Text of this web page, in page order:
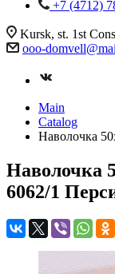
+7 (4712)
Kursk, st. 1st
ooo-
Main
Catalog
Наволочка
Наволочка
6062/1